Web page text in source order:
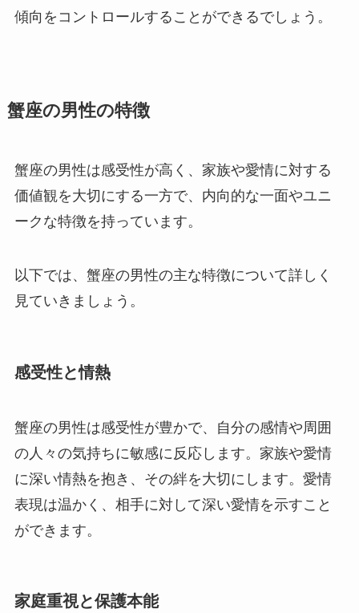
傾向をコントロールすることができるでしょう。
蟹座の男性の特徴
蟹座の男性は感受性が高く、家族や愛情に対する
価値観を大切にする一方で、内向的な一面やユニ
ークな特徴を持っています。
以下では、蟹座の男性の主な特徴について詳しく
見ていきましょう。
感受性と情熱
蟹座の男性は感受性が豊かで、自分の感情や周囲
の人々の気持ちに敏感に反応します。家族や愛情
に深い情熱を抱き、その絆を大切にします。愛情
表現は温かく、相手に対して深い愛情を示すこと
ができます。
家庭重視と保護本能